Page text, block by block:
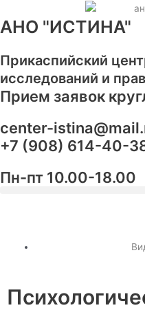
к
содержимому
АНО "ИСТИНА"
Прикаспийский
исследований и
Прием заявок
center-
+7 (908) 614-40-
Пн-пт 10.00-18.00